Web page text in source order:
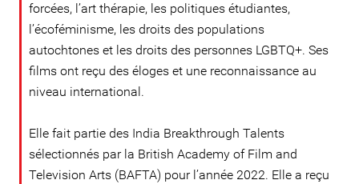
forcées, l’art thérapie, les politiques étudiantes,
l’écoféminisme, les droits des populations
autochtones et les droits des personnes LGBTQ+. Ses
films ont reçu des éloges et une reconnaissance au
niveau international.
Elle fait partie des India Breakthrough Talents
sélectionnés par la British Academy of Film and
Television Arts (BAFTA) pour l’année 2022. Elle a reçu